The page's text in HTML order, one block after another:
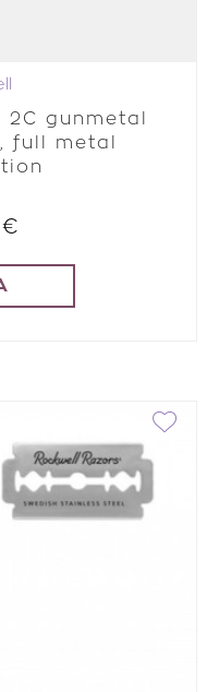
2C gunmetal
full metal